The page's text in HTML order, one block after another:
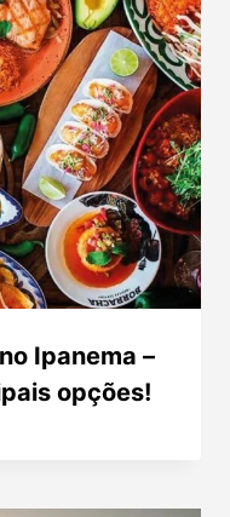
Ipanema –
opções!